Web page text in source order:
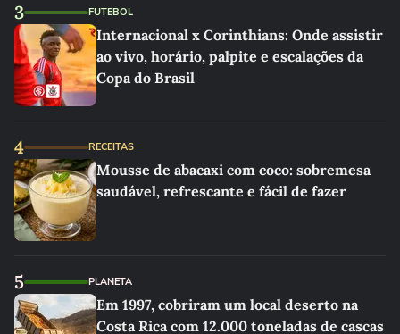
3 FUTEBOL
Internacional x Corinthians: Onde assistir
ao vivo, horário, palpite e escalações da
Copa do Brasil
4 RECEITAS
Mousse de abacaxi com coco: sobremesa
saudável, refrescante e fácil de fazer
5 PLANETA
Em 1997, cobriram um local deserto na
Costa Rica com 12.000 toneladas de cascas